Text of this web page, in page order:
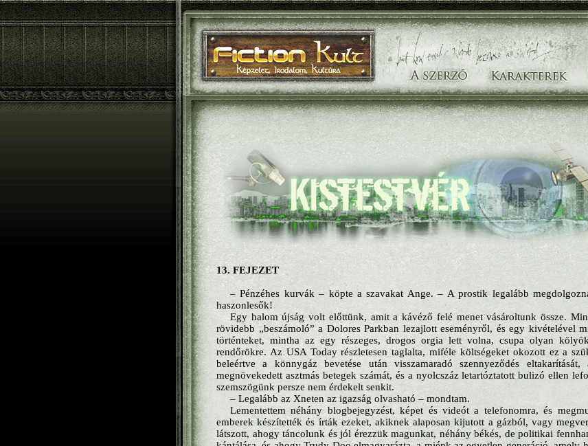
13. FEJEZET
– Pénzéhes kurvák – köpte a szavakat Ange. – A prostik legalább
haszonlesők!
Egy halom újság volt előttünk, amit a kávéző felé menet vásároltunk össze.
rövidebb „beszámoló” a Dolores Parkban lezajlott eseményről, és egy kivételével
történteket, mintha az egy részeges, drogos orgia lett volna, csupa olyan
rendőrökre. Az USA Today részletesen taglalta, miféle költségeket okozott ez a
beleértve a könnygáz bevetése után visszamaradó szennyeződés eltakarítását,
megnövekedett asztmás betegek számát, és a nyolcszáz letartóztatott bulizó ellen
szemszögünk persze nem érdekelt senkit.
– Legalább az Xneten az igazság olvasható – mondtam.
Lementettem néhány blogbejegyzést, képet és videót a telefonomra, és
emberek készítették és írták ezeket, akiknek alaposan kijutott a gázból, vagy
látszott, ahogy táncolunk és jól érezzük magunkat, néhány békés, de politikai